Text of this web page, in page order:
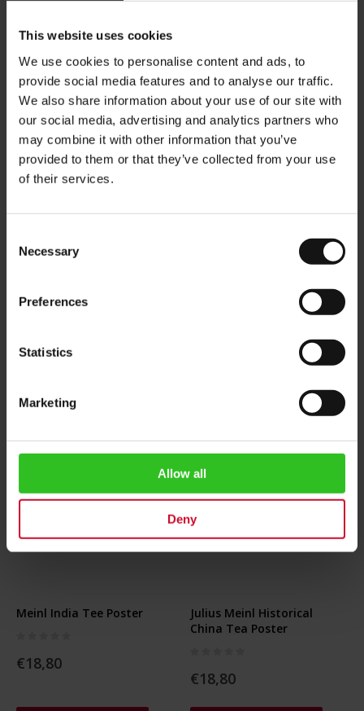
This website uses cookies
We use cookies to personalise content and ads, to
provide social media features and to analyse our traffic.
We also share information about your use of our site with
our social media, advertising and analytics partners who
may combine it with other information that you’ve
provided to them or that they’ve collected from your use
of their services.
Selection
Necessary
Preferences
Statistics
Marketing
Allow all
Deny
Poster
€18,80
In den Warenkorb In den Warenkorb
Meinl India Tee Poster
€18,80
Julius Meinl Historical
China Tea Poster
€18,80